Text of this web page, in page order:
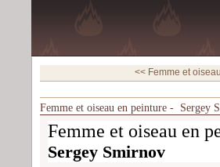
<< Femme et
Femme et oiseau en peinture - Sergey
Femme et oiseau en
Sergey Smirnov